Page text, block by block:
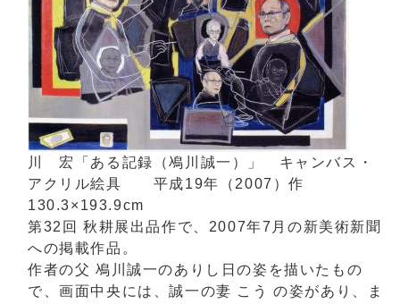
川 宏「ある記録（鳰川誠一）」 キャンバス・
アクリル絵具 平成19年（2007）作
130.3×193.9cm
第32回 秋耕展出品作で、2007年7月の新美術新聞
への掲載作品。
作者の父 鳰川誠一のありし日の姿を描いたもの
で、画面中央には、誠一の妻 こう の姿があり、ま